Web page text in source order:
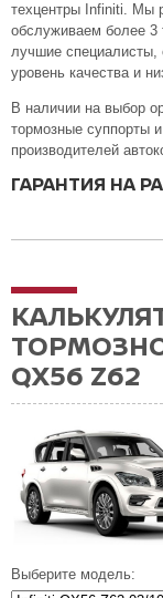
техцентры Infiniti. Мы
обслуживаем более 3
лучшие специалисты,
уровень качества и
В наличии на выбор
тормозные суппорты
производителей
ГАРАНТИЯ НА
QX56 Z62
Выберите модель: